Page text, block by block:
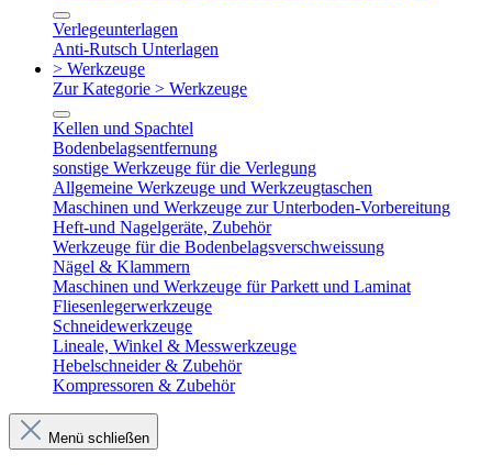
Verlegeunterlagen
Anti-Rutsch Unterlagen
> Werkzeuge
Zur Kategorie > Werkzeuge
Kellen und Spachtel
Bodenbelagsentfernung
sonstige Werkzeuge für die Verlegung
Allgemeine Werkzeuge und Werkzeugtaschen
Maschinen und Werkzeuge zur Unterboden-Vorbereitung
Heft-und Nagelgeräte, Zubehör
Werkzeuge für die Bodenbelagsverschweissung
Nägel & Klammern
Maschinen und Werkzeuge für Parkett und Laminat
Fliesenlegerwerkzeuge
Schneidewerkzeuge
Lineale, Winkel & Messwerkzeuge
Hebelschneider & Zubehör
Kompressoren & Zubehör
Menü schließen